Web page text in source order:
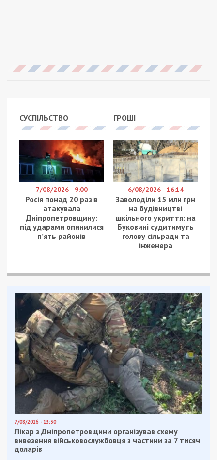
СУСПІЛЬСТВО
7/08/2026 - 9:00
Росія понад 20 разів
атакувала
Дніпропетровщину:
під ударами опинилися
п’ять районів
ГРОШІ
6/08/2026 - 16:14
Заволоділи 15 млн грн
на будівництві
шкільного укриття: на
Буковині судитимуть
голову сільради та
інженера
7/08/2026 - 13:30
Лікар з Дніпропетровщини організував схему
вивезення військовослужбовця з частини за 7 тисяч
доларів